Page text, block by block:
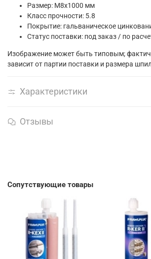
Размер: М8х1000 мм
Класс прочности: 5.8
Покрытие: гальваническое
Статус поставки: под заказ / по
Изображение может быть типовым;
зависит от партии поставки и размера
Характеристики
Отзывы
Сопутствующие товары